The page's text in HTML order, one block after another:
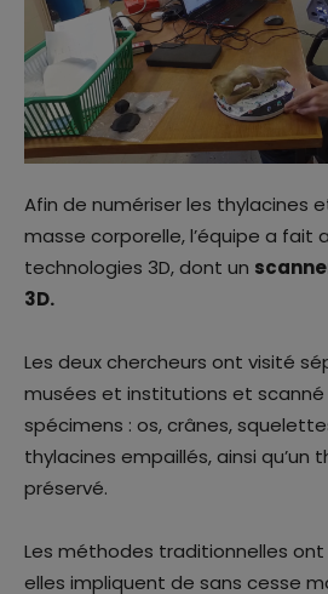
Afin de numériser les thylacines
masse corporelle, l’équipe a fait
technologies 3D, dont un
3D.
Les deux chercheurs ont visité
musées et institutions et
spécimens : os, crânes,
thylacines empaillés, ainsi qu’un
préservé.
Les méthodes traditionnelles
elles impliquent de sans cesse